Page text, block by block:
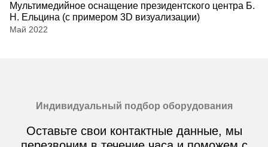
Мультимедийное оснащение президентского центра Б.
Н. Ельцина (с примером 3D визуализации)
Май 2022
Индивидуальный подбор оборудования
Оставьте свои контактные данные, мы